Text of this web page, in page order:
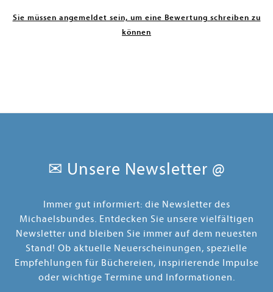
Sie müssen angemeldet sein, um eine Bewertung schreiben zu
können
✉ Unsere Newsletter @
Immer gut informiert: die Newsletter des
Michaelsbundes. Entdecken Sie unsere vielfältigen
Newsletter und bleiben Sie immer auf dem neuesten
Stand! Ob aktuelle Neuerscheinungen, spezielle
Empfehlungen für Büchereien, inspirierende Impulse
oder wichtige Termine und Informationen.